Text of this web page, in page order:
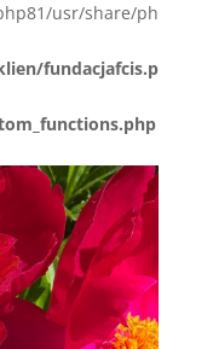
usr/share/ph
fundacjafcis.p